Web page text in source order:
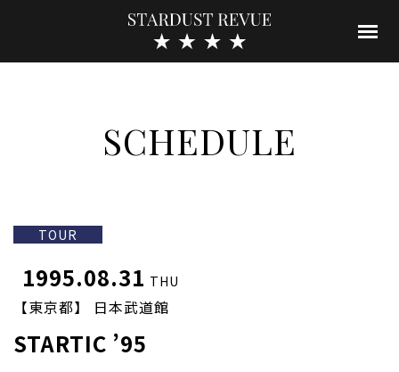
SCHEDULE
TOUR
1995.08.31 THU
【東京都】 日本武道館
STARTIC ’95